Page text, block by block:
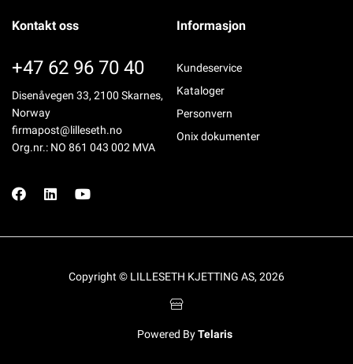
Kontakt oss
+47 62 96 70 40
Disenåvegen 33, 2100 Skarnes,
Norway
firmapost@lilleseth.no
Org.nr.: NO 861 043 002 MVA
Informasjon
Kundeservice
Kataloger
Personvern
Onix dokumenter
Copyright © LILLESETH KJETTING AS, 2026
Powered ByTelaris